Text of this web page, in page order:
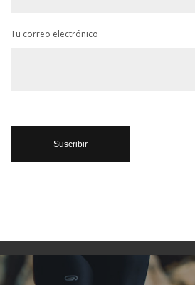
Tu correo electrónico